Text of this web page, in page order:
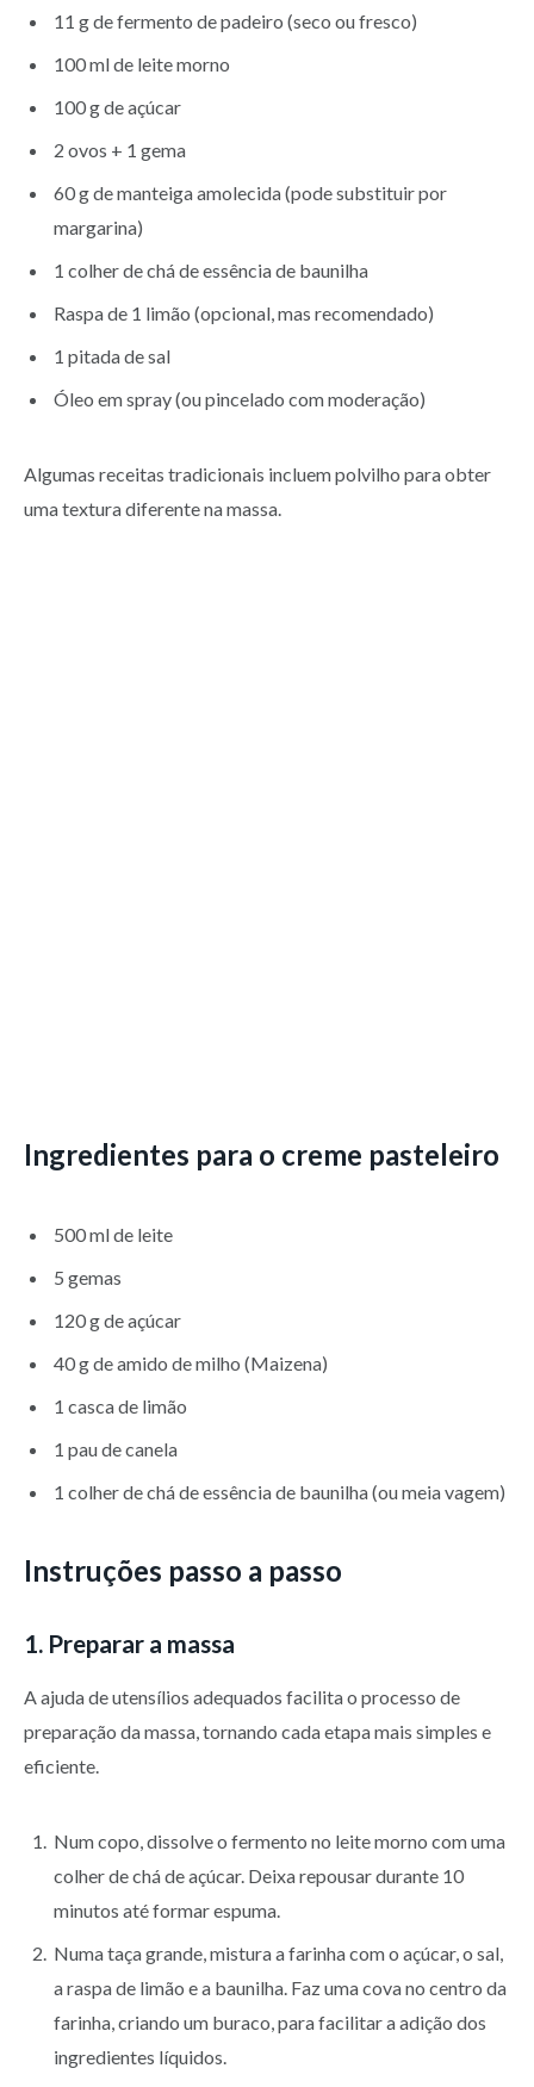
11 g de fermento de padeiro (seco ou fresco)
100 ml de leite morno
100 g de açúcar
2 ovos + 1 gema
60 g de manteiga amolecida (pode substituir por
margarina)
1 colher de chá de essência de baunilha
Raspa de 1 limão (opcional, mas recomendado)
1 pitada de sal
Óleo em spray (ou pincelado com moderação)
Algumas receitas tradicionais incluem polvilho para obter
uma textura diferente na massa.
Ingredientes para o creme pasteleiro
500 ml de leite
5 gemas
120 g de açúcar
40 g de amido de milho (Maizena)
1 casca de limão
1 pau de canela
1 colher de chá de essência de baunilha (ou meia vagem)
Instruções passo a passo
1. Preparar a massa
A ajuda de utensílios adequados facilita o processo de
preparação da massa, tornando cada etapa mais simples e
eficiente.
Num copo, dissolve o fermento no leite morno com uma
colher de chá de açúcar. Deixa repousar durante 10
minutos até formar espuma.
Numa taça grande, mistura a farinha com o açúcar, o sal,
a raspa de limão e a baunilha. Faz uma cova no centro da
farinha, criando um buraco, para facilitar a adição dos
ingredientes líquidos.